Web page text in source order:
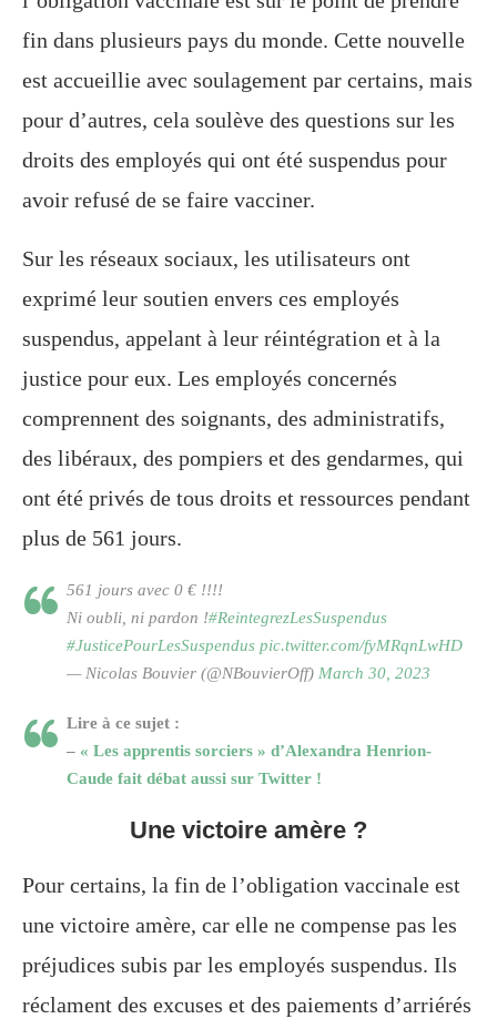
fin dans plusieurs pays du monde. Cette nouvelle
est accueillie avec soulagement par certains, mais
pour d’autres, cela soulève des questions sur les
droits des employés qui ont été suspendus pour
avoir refusé de se faire vacciner.
Sur les réseaux sociaux, les utilisateurs ont
exprimé leur soutien envers ces employés
suspendus, appelant à leur réintégration et à la
justice pour eux. Les employés concernés
comprennent des soignants, des administratifs,
des libéraux, des pompiers et des gendarmes, qui
ont été privés de tous droits et ressources pendant
plus de 561 jours.
561 jours avec 0 € !!!!
Ni oubli, ni pardon !#ReintegrezLesSuspendus
#JusticePourLesSuspendus pic.twitter.com/fyMRqnLwHD
— Nicolas Bouvier (@NBouvierOff) March 30, 2023
Lire à ce sujet :
– « Les apprentis sorciers » d’Alexandra Henrion-
Caude fait débat aussi sur Twitter !
Une victoire amère ?
Pour certains, la fin de l’obligation vaccinale est
une victoire amère, car elle ne compense pas les
préjudices subis par les employés suspendus. Ils
réclament des excuses et des paiements d’arriérés